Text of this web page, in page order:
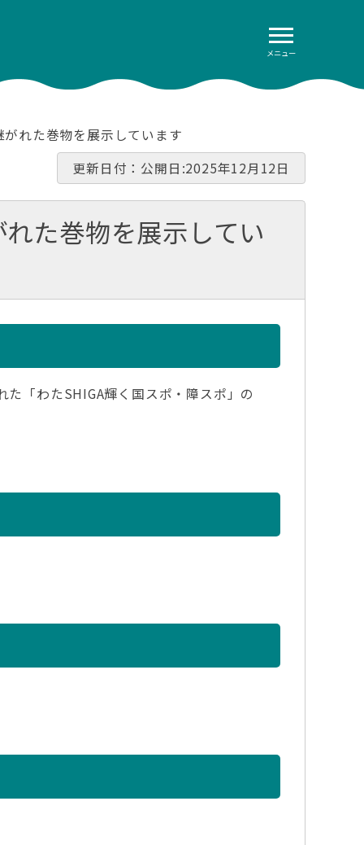
メニュー
れた巻物を展示しています
更新日付：公開日:2025年12月12日
た巻物を展示してい
「わたSHIGA輝く国スポ・障スポ」の